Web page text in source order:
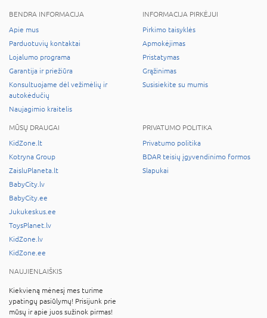
BENDRA INFORMACIJA
Apie mus
Parduotuvių kontaktai
Lojalumo programa
Garantija ir priežiūra
Konsultuojame dėl vežimėlių ir
autokėdučių
Naujagimio kraitelis
INFORMACIJA PIRKĖJUI
Pirkimo taisyklės
Apmokėjimas
Pristatymas
Grąžinimas
Susisiekite su mumis
MŪSŲ DRAUGAI
KidZone.lt
Kotryna Group
ZaisluPlaneta.lt
BabyCity.lv
BabyCity.ee
Jukukeskus.ee
ToysPlanet.lv
KidZone.lv
KidZone.ee
PRIVATUMO POLITIKA
Privatumo politika
BDAR teisių įgyvendinimo formos
Slapukai
NAUJIENLAIŠKIS
Kiekvieną mėnesį mes turime
ypatingų pasiūlymų! Prisijunk prie
mūsų ir apie juos sužinok pirmas!